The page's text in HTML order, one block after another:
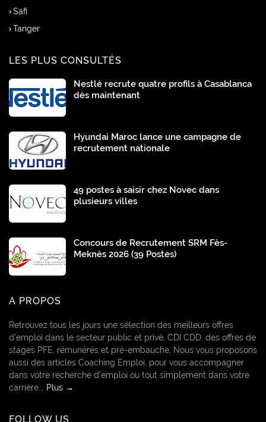
Safi
Tanger
LES PLUS CONSULTÉS
Nestlé recrute quatre profils à Casablanca
dès maintenant
Hyundai Maroc lance une campagne de
recrutement nationale
49 postes à saisir chez Novec dans
plusieurs villes
Concours de Recrutement SRM Fès-
Meknès 2026 (39 Postes)
A PROPOS
Retrouvez tous les jours une sélection des meilleurs offres
d’emploi dans le secteur public et privé, CDI CDD, des offres de
stages PFE, rémunérés et pré-embauche. Nous vous proposons
aussi des articles Coaching Emploi, pour vous accompagner
dans votre recherche d’emploi ou tout simplement dans votre
carrière... Plus →
FOLLOW US